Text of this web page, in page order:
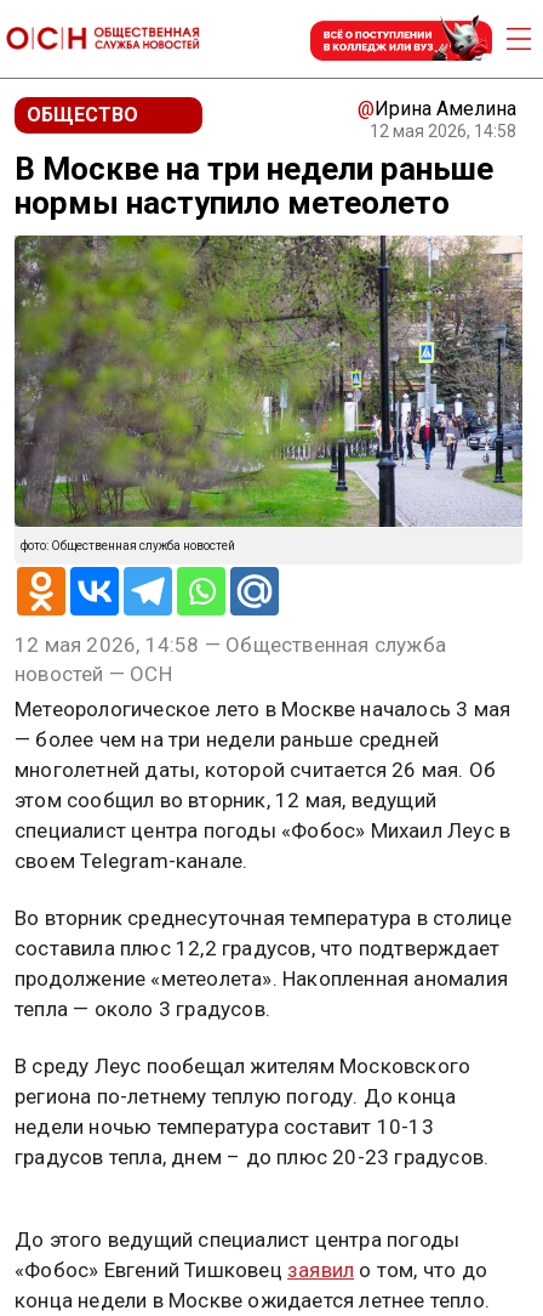
ОБЩЕСТВО @Ирина Амелина
12 мая 2026, 14:58
В Москве на три недели раньше
нормы наступило метеолето
фото: Общественная служба новостей
12 мая 2026, 14:58 — Общественная служба
новостей — ОСН
Метеорологическое лето в Москве началось 3 мая
— более чем на три недели раньше средней
многолетней даты, которой считается 26 мая. Об
этом сообщил во вторник, 12 мая, ведущий
специалист центра погоды «Фобос» Михаил Леус в
своем Telegram-канале.
Во вторник среднесуточная температура в столице
составила плюс 12,2 градусов, что подтверждает
продолжение «метеолета». Накопленная аномалия
тепла — около 3 градусов.
В среду Леус пообещал жителям Московского
региона по-летнему теплую погоду. До конца
недели ночью температура составит 10-13
градусов тепла, днем – до плюс 20-23 градусов.
До этого ведущий специалист центра погоды
«Фобос» Евгений Тишковец заявил о том, что до
конца недели в Москве ожидается летнее тепло.